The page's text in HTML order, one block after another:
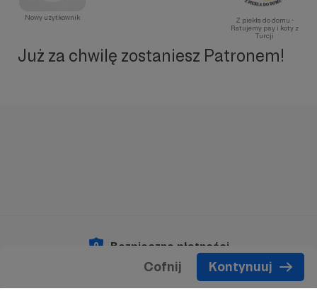
Cofnij Kontynuuj
Nowy użytkownik
Z piekła do domu -
Ratujemy psy i koty z
Turcji
Już za chwilę zostaniesz Patronem!
Bezpieczne płatności